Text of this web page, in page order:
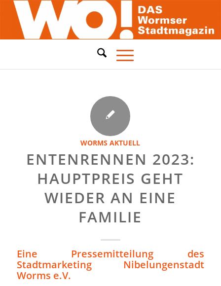
WORMS AKTUELL
ENTENRENNEN 2023:
HAUPTPREIS GEHT
WIEDER AN EINE
FAMILIE
Eine Pressemitteilung des
Stadtmarketing Nibelungenstadt
Worms e.V.